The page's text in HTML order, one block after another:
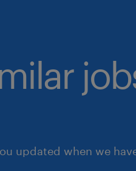
updated when we